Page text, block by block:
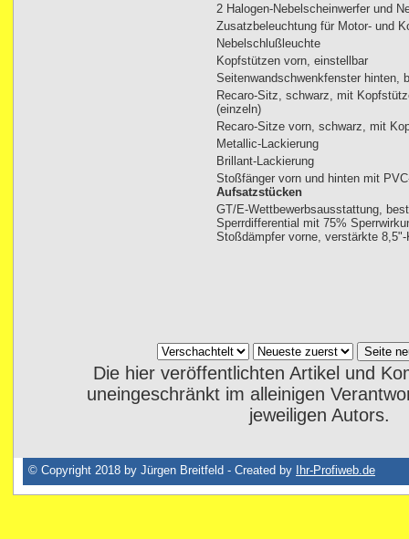
2 Halogen-Nebelscheinwerfer und
Zusatzbeleuchtung für Motor- und
Nebelschlußleuchte
Kopfstützen vorn, einstellbar
Seitenwandschwenkfenster hinten,
Recaro-Sitz, schwarz, mit
(einzeln)
Recaro-Sitze vorn, schwarz, mit
Metallic-Lackierung
Brillant-Lackierung
Stoßfänger vorn und hinten mit
Aufsatzstücken
GT/E-Wettbewerbsausstattung,
Sperrdifferential mit 75%
Stoßdämpfer vorne, verstärkte 8,5"-
Die hier veröffentlichten Artikel und
uneingeschränkt im alleinigen
jeweiligen Autors.
© Copyright 2018 by Jürgen Breitfeld - Created by Ihr-Profiweb.de